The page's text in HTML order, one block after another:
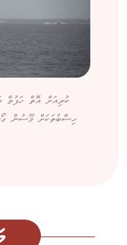
ކުރިއަށް އޮތް ހަފުތާ
ހިސާބުތަކަށް މޫސުން